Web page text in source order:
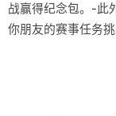
战赢得纪念包。-此
你朋友的赛事任务